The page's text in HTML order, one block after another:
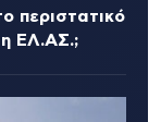
περιστατικό
η ΕΛ.ΑΣ.;